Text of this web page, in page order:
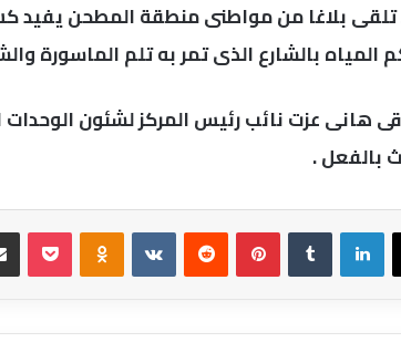
تلقى بلاغا من مواطنى منطقة المطحن يفيد
المياه بالشارع الذى تمر به تلم الماسورة
هانى عزت نائب رئيس المركز لشئون
بالفعل .
‫X لينكدإن بينتيريست